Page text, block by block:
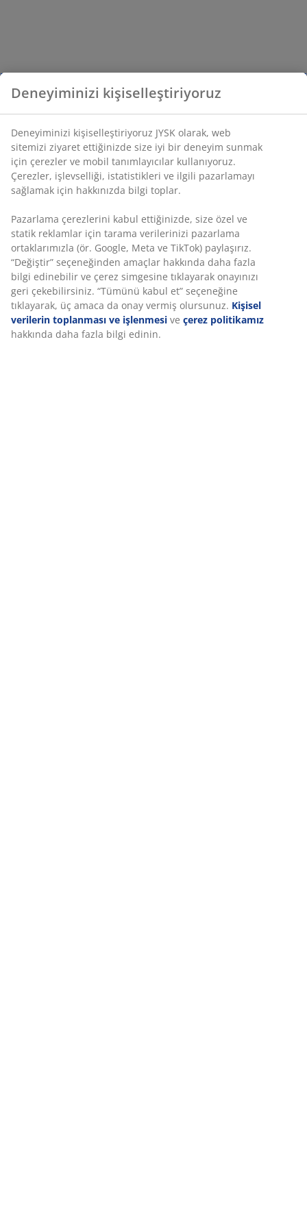
Deneyiminizi kişiselleştiriyoruz
Deneyiminizi kişiselleştiriyoruz JYSK olarak, web
sitemizi ziyaret ettiğinizde size iyi bir deneyim sunmak
için çerezler ve mobil tanımlayıcılar kullanıyoruz.
Çerezler, işlevselliği, istatistikleri ve ilgili pazarlamayı
sağlamak için hakkınızda bilgi toplar.
Pazarlama çerezlerini kabul ettiğinizde, size özel ve
statik reklamlar için tarama verilerinizi pazarlama
ortaklarımızla (ör. Google, Meta ve TikTok) paylaşırız.
“Değiştir” seçeneğinden amaçlar hakkında daha fazla
bilgi edinebilir ve çerez simgesine tıklayarak onayınızı
geri çekebilirsiniz. “Tümünü kabul et” seçeneğine
tıklayarak, üç amaca da onay vermiş olursunuz. Kişisel
verilerin toplanması ve işlenmesi ve çerez politikamız
hakkında daha fazla bilgi edinin.